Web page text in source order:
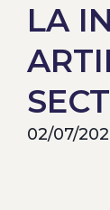
LA
02/07/